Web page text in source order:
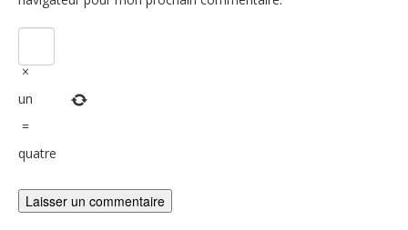
×
un
=
quatre